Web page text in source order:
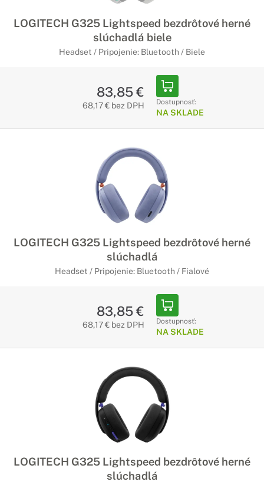
LOGITECH G325 Lightspeed bezdrôtové herné
slúchadlá biele
Headset / Pripojenie: Bluetooth / Biele
83,85 €
68,17 € bez DPH Dostupnosť:
NA SKLADE
LOGITECH G325 Lightspeed bezdrôtové herné
slúchadlá
Headset / Pripojenie: Bluetooth / Fialové
83,85 €
68,17 € bez DPH Dostupnosť:
NA SKLADE
LOGITECH G325 Lightspeed bezdrôtové herné
slúchadlá